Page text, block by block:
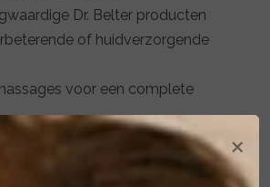
Dr. Belter producten
of huidverzorgende
voor een complete
gezonde huid en ervaar de
verzorging en ontspanning. Boek
×